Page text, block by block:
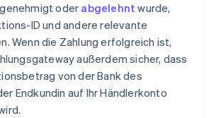
oder abgelehnt wurde,
ID und andere relevante
Wenn die Zahlung erfolgreich ist,
außerdem sicher, dass
von der Bank des
Endkundin auf Ihr Händlerkonto